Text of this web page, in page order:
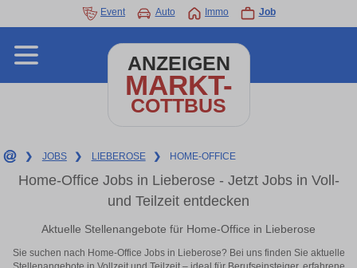
Event Auto Immo Job
ANZEIGEN
MARKT-
COTTBUS
❯ JOBS ❯ LIEBEROSE ❯ HOME-OFFICE
Home-Office Jobs in Lieberose - Jetzt Jobs in Voll-
und Teilzeit entdecken
Aktuelle Stellenangebote für Home-Office in Lieberose
Sie suchen nach Home-Office Jobs in Lieberose? Bei uns finden Sie aktuelle